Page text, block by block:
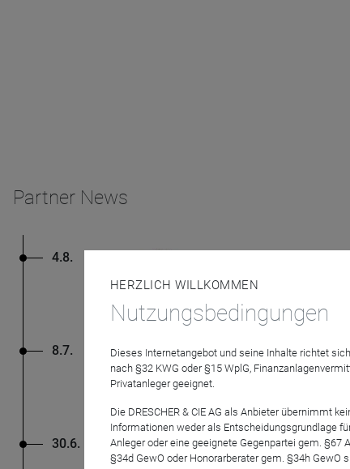
Partner News
4.8.
8.7. Aberdeen Investments
Resilienz mit
30.6. Aberdeen Investments
Frontier Markets-
HERZLICH WILLKOMMEN
Nutzungsbedingungen
Dieses Internetangebot und seine Inhalte richtet
nach §32 KWG oder §15 WplG,
Privatanleger geeignet.
Die DRESCHER & CIE AG als Anbieter übernimmt
Informationen weder als Entscheidungsgrundlage
Anleger oder eine geeignete Gegenpartei gem. §67
§34d GewO oder Honorarberater gem. §34h GewO